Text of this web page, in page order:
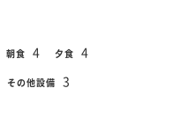
朝食 4 夕食 4
その他設備 3